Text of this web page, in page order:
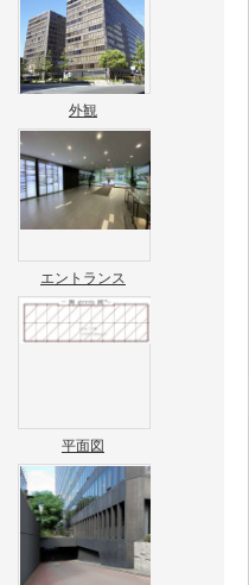
外観
エントランス
平面図